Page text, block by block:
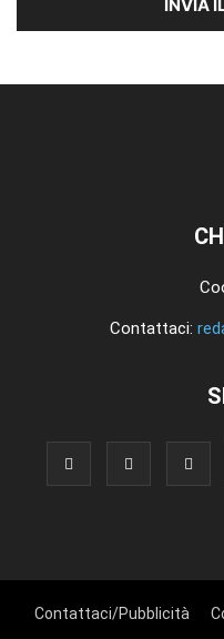
Contattaci:
Contattaci/Pubblicità